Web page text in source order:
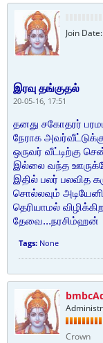
Join Date:
இரவு தங்குதல்
20-05-16, 17:51
தனது சகோதரர்
நேராக
ஒருவர் வீட்டிற்கு
இல்லை வந்த
இதில் பலர் பலவித
சொல்லவும்
தெரியாமல்
தேவை...நரசிம்ஹன்
Tags: None
Crown